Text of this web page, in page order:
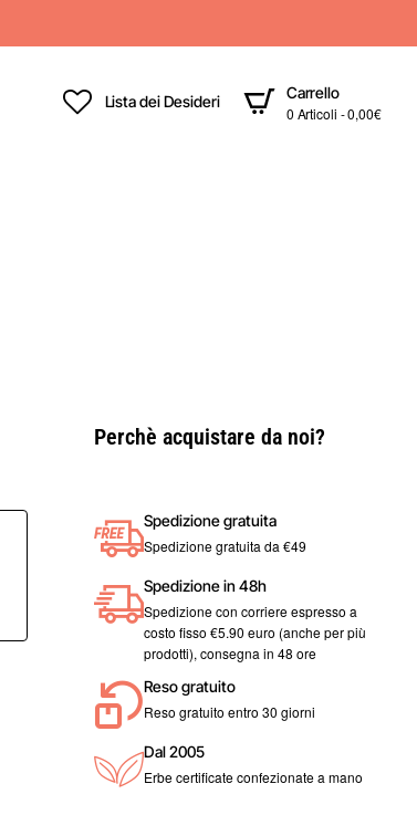
Lista dei Desideri
Carrello
0 Articoli - 0,00€
Perchè acquistare da noi?
Spedizione gratuita
Spedizione gratuita da €49
Spedizione in 48h
Spedizione con corriere espresso a
costo fisso €5.90 euro (anche per più
prodotti), consegna in 48 ore
Reso gratuito
Reso gratuito entro 30 giorni
Dal 2005
Erbe certificate confezionate a mano